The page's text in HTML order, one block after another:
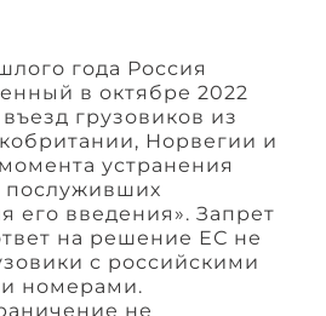
года Россия
в октябре 2022
грузовиков из
Норвегии и
устранения
послуживших
его введения». Запрет
на решение ЕС не
с российскими
номерами.
не